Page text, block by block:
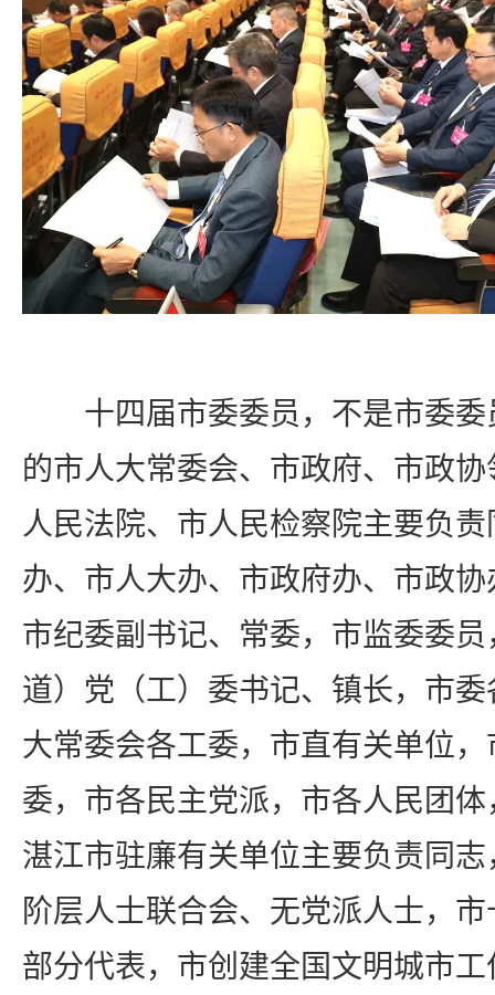
十四届市委委员，不是市委
的市人大常委会、市政府、市政
人民法院、市人民检察院主要负
办、市人大办、市政府办、市政
市纪委副书记、常委，市监委委
道）党（工）委书记、镇长，市
大常委会各工委，市直有关单位
委，市各民主党派，市各人民团
湛江市驻廉有关单位主要负责同
阶层人士联合会、无党派人士，
部分代表，市创建全国文明城市